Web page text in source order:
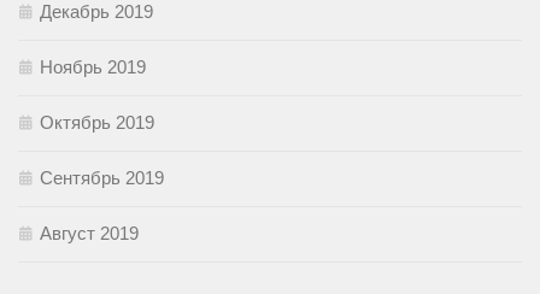
Декабрь 2019
Ноябрь 2019
Октябрь 2019
Сентябрь 2019
Август 2019